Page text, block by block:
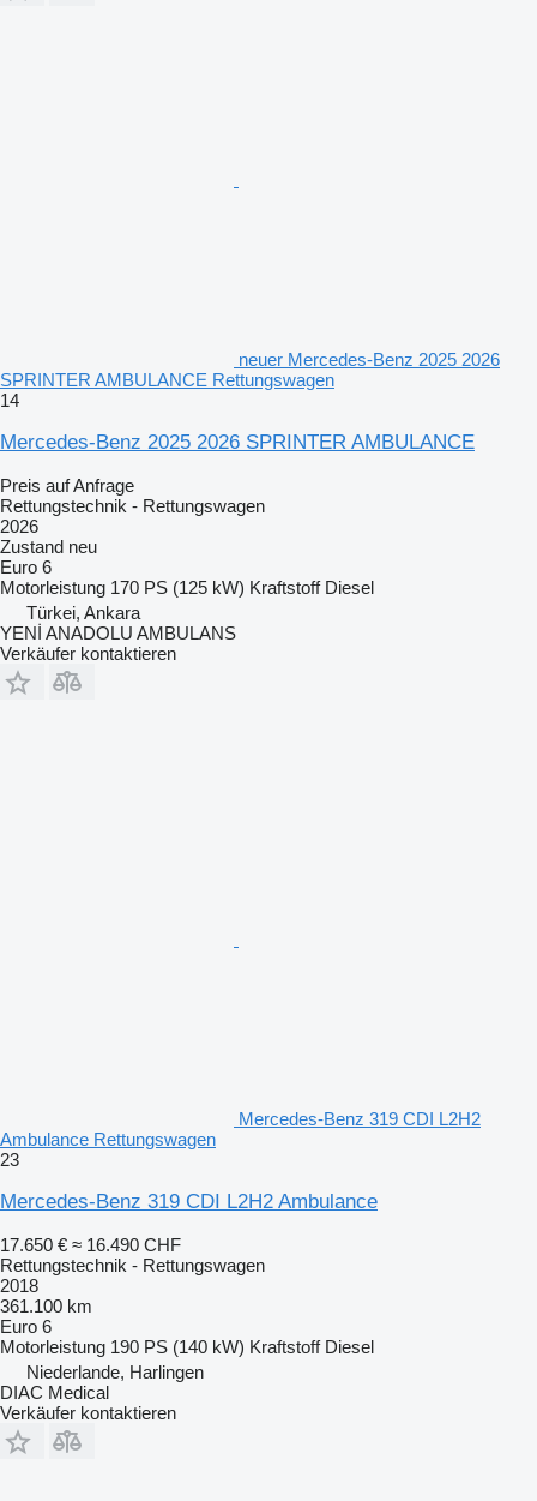
neuer Mercedes-Benz 2025 2026
SPRINTER AMBULANCE Rettungswagen
14
Mercedes-Benz 2025 2026 SPRINTER AMBULANCE
Preis auf Anfrage
Rettungstechnik - Rettungswagen
2026
Zustand neu
Euro 6
Motorleistung 170 PS (125 kW) Kraftstoff Diesel
Türkei, Ankara
YENİ ANADOLU AMBULANS
Verkäufer kontaktieren
Mercedes-Benz 319 CDI L2H2
Ambulance Rettungswagen
23
Mercedes-Benz 319 CDI L2H2 Ambulance
17.650 € ≈ 16.490 CHF
Rettungstechnik - Rettungswagen
2018
361.100 km
Euro 6
Motorleistung 190 PS (140 kW) Kraftstoff Diesel
Niederlande, Harlingen
DIAC Medical
Verkäufer kontaktieren